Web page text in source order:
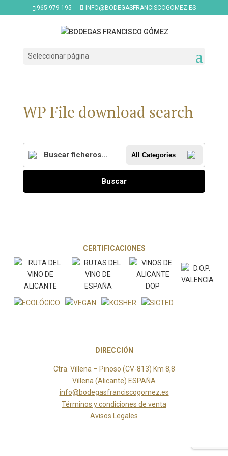
965 979 195 INFO@BODEGASFRANCISCOGOMEZ.ES
Seleccionar página
WP File download search
All Categories
Buscar
CERTIFICACIONES
DIRECCIÓN
Ctra. Villena – Pinoso (CV-813) Km 8,8
Villena (Alicante) ESPAÑA
info@bodegasfranciscogomez.es
Términos y condiciones de venta
Avisos Legales